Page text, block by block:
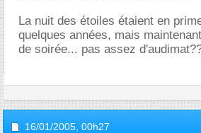
La nuit des étoiles étaient en
quelques années, mais
de soirée... pas assez
16/01/2005, 00h27